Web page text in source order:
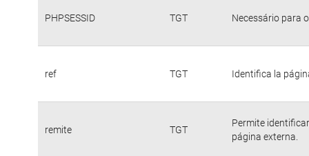
PHPSESSID TGT Necessário para
ref TGT Identifica la
remite TGT
Permite
página externa.